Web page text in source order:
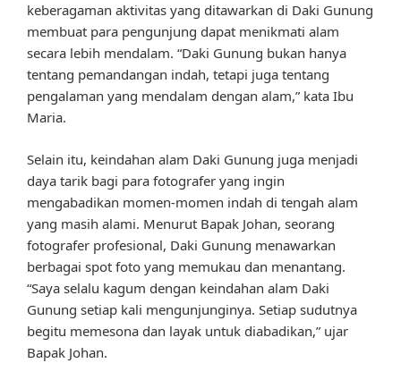
keberagaman aktivitas yang ditawarkan di Daki Gunung
membuat para pengunjung dapat menikmati alam
secara lebih mendalam. “Daki Gunung bukan hanya
tentang pemandangan indah, tetapi juga tentang
pengalaman yang mendalam dengan alam,” kata Ibu
Maria.
Selain itu, keindahan alam Daki Gunung juga menjadi
daya tarik bagi para fotografer yang ingin
mengabadikan momen-momen indah di tengah alam
yang masih alami. Menurut Bapak Johan, seorang
fotografer profesional, Daki Gunung menawarkan
berbagai spot foto yang memukau dan menantang.
“Saya selalu kagum dengan keindahan alam Daki
Gunung setiap kali mengunjunginya. Setiap sudutnya
begitu memesona dan layak untuk diabadikan,” ujar
Bapak Johan.